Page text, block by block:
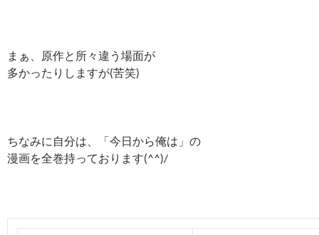
まぁ、原作と所々違う場面が
多かったりしますが(苦笑)
ちなみに自分は、「今日から俺は」の
漫画を全巻持っております(^^)/